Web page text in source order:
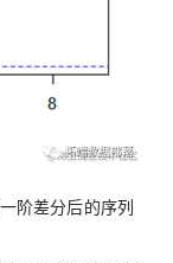
阶差分后的序列